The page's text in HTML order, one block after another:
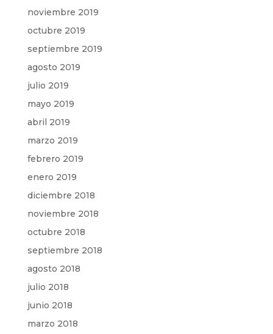
noviembre 2019
octubre 2019
septiembre 2019
agosto 2019
julio 2019
mayo 2019
abril 2019
marzo 2019
febrero 2019
enero 2019
diciembre 2018
noviembre 2018
octubre 2018
septiembre 2018
agosto 2018
julio 2018
junio 2018
marzo 2018